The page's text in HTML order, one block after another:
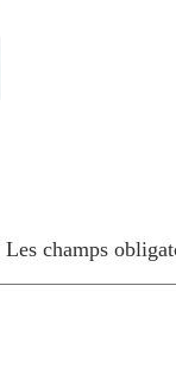
Les champs